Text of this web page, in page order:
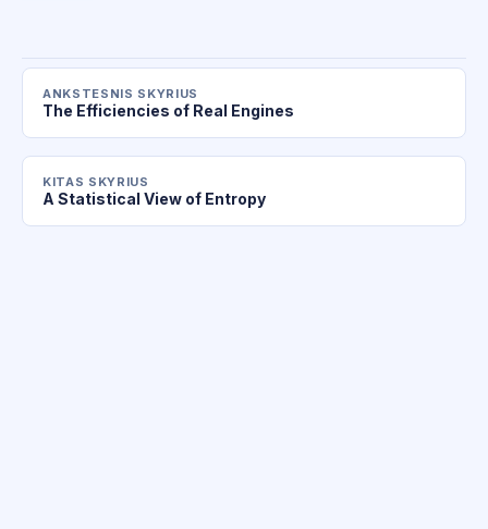
ANKSTESNIS SKYRIUS
The Efficiencies of Real Engines
KITAS SKYRIUS
A Statistical View of Entropy